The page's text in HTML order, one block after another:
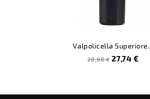
Valpolicella
Prezzo
28,90 € Prezzo
27,74 €